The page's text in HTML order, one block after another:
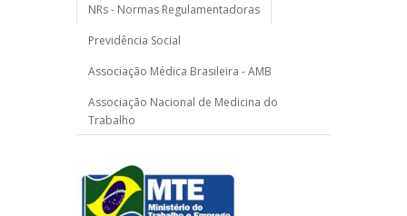
NRs - Normas Regulamentadoras
Previdência Social
Associação Médica Brasileira - AMB
Associação Nacional de Medicina do
Trabalho